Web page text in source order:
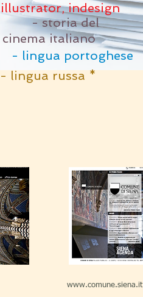
illustrator, indesign
- storia del
cinema italiano
- lingua portoghese
- lingua russa *
www.comune.siena.it